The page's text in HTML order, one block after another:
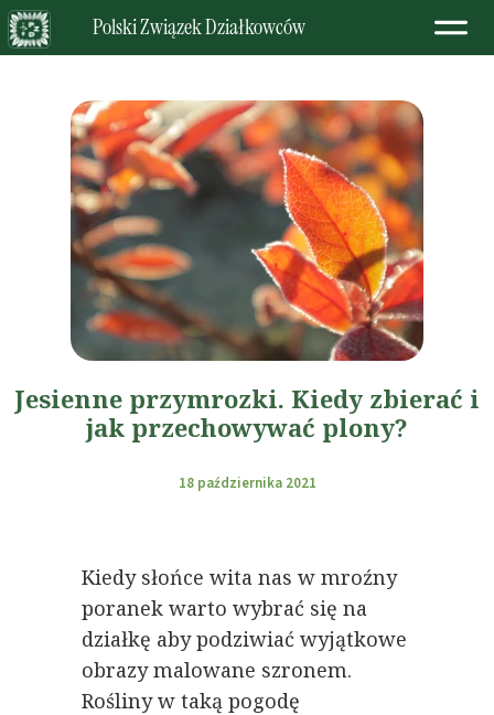
Polski Związek Działkowców
18 października 2021
Jesienne przymrozki. Kiedy zbierać i
jak przechowywać plony?
Kiedy słońce wita nas w mroźny
poranek warto wybrać się na
działkę aby podziwiać wyjątkowe
obrazy malowane szronem.
Rośliny w taką pogodę